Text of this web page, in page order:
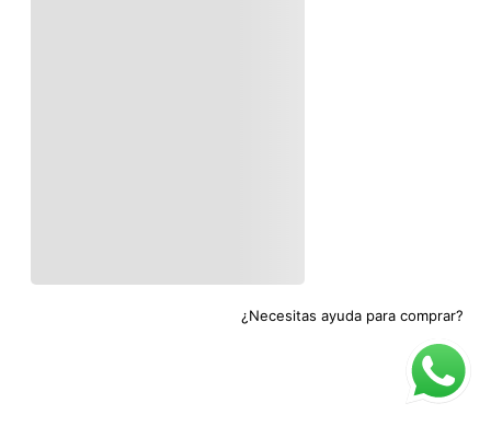
¿Necesitas ayuda para comprar?